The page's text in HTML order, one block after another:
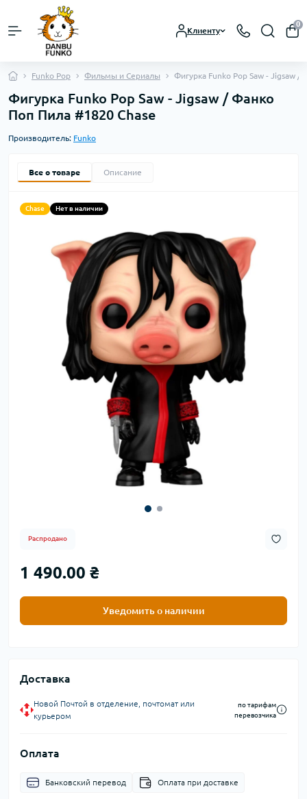
Клиенту
0
Funko Pop Фильмы и Сериалы Фигурка Funko Pop Saw - Jigsaw
Фигурка Funko Pop Saw - Jigsaw / Фанко
Поп Пила #1820 Chase
Производитель: Funko
Все о товаре Описание
Chase Нет в наличии
Распродано
1 490.00 ₴
Уведомить о наличии
Доставка
Новой Почтой в отделение, почтомат или
курьером
по тарифам
перевозчика
Оплата
Банковский перевод Оплата при доставке